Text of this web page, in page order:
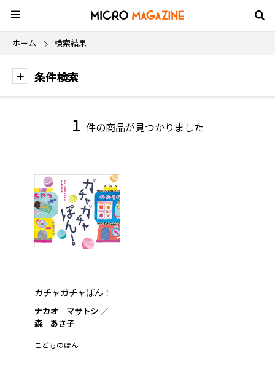
ホーム 検索結果
条件検索
1 件の商品が見つかりました
ガチャガチャぽん！
ナカオ マサトシ
森 あさ子
こどものほん